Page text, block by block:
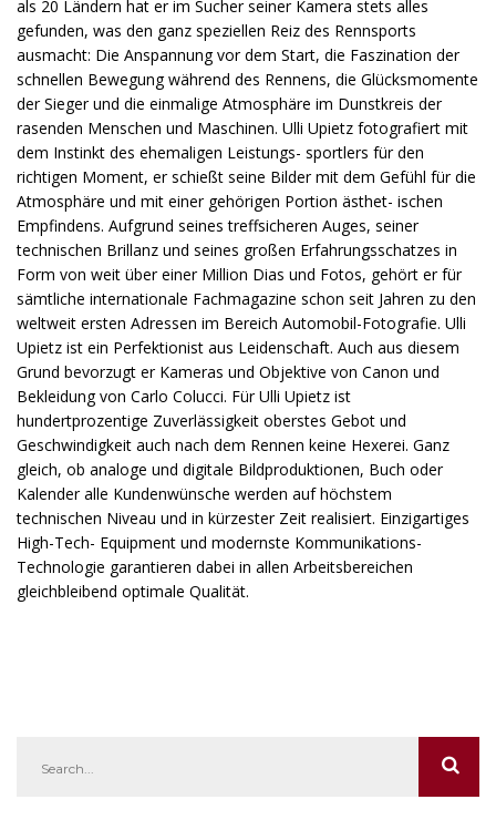
als 20 Ländern hat er im Sucher seiner Kamera stets alles
gefunden, was den ganz speziellen Reiz des Rennsports
ausmacht: Die Anspannung vor dem Start, die Faszination der
schnellen Bewegung während des Rennens, die Glücksmomente
der Sieger und die einmalige Atmosphäre im Dunstkreis der
rasenden Menschen und Maschinen. Ulli Upietz fotografiert mit
dem Instinkt des ehemaligen Leistungs- sportlers für den
richtigen Moment, er schießt seine Bilder mit dem Gefühl für die
Atmosphäre und mit einer gehörigen Portion ästhet- ischen
Empfindens. Aufgrund seines treffsicheren Auges, seiner
technischen Brillanz und seines großen Erfahrungsschatzes in
Form von weit über einer Million Dias und Fotos, gehört er für
sämtliche internationale Fachmagazine schon seit Jahren zu den
weltweit ersten Adressen im Bereich Automobil-Fotografie. Ulli
Upietz ist ein Perfektionist aus Leidenschaft. Auch aus diesem
Grund bevorzugt er Kameras und Objektive von Canon und
Bekleidung von Carlo Colucci. Für Ulli Upietz ist
hundertprozentige Zuverlässigkeit oberstes Gebot und
Geschwindigkeit auch nach dem Rennen keine Hexerei. Ganz
gleich, ob analoge und digitale Bildproduktionen, Buch oder
Kalender alle Kundenwünsche werden auf höchstem
technischen Niveau und in kürzester Zeit realisiert. Einzigartiges
High-Tech- Equipment und modernste Kommunikations-
Technologie garantieren dabei in allen Arbeitsbereichen
gleichbleibend optimale Qualität.